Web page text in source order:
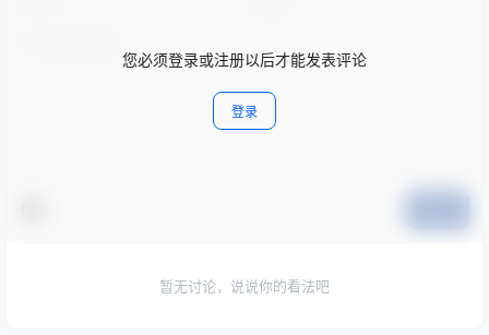
您必须登录或注册以后才能发表评论
登录
暂无讨论，说说你的看法吧